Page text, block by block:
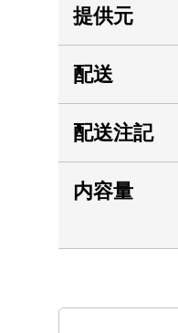
提供元
配送
配送注記
内容量